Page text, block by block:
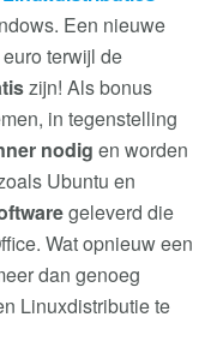
Een nieuwe
terwijl de
zijn! Als bonus
in tegenstelling
nodig en worden
Ubuntu en
geleverd die
Wat opnieuw een
dan genoeg
Linuxdistributie te